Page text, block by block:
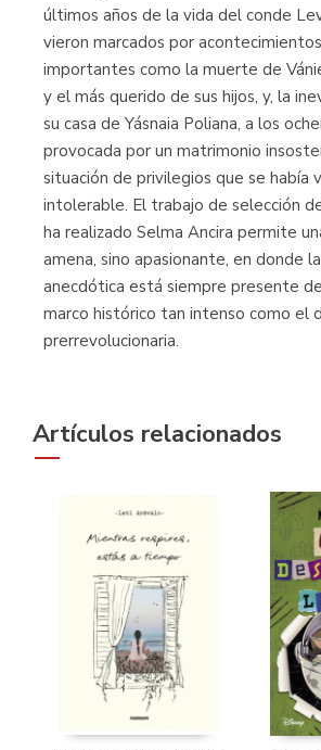
últimos años de la vida del conde
vieron marcados por
importantes como la muerte de
y el más querido de sus hijos, y, la
su casa de Yásnaia Poliana, a los
provocada por un matrimonio
situación de privilegios que se había
intolerable. El trabajo de selección
ha realizado Selma Ancira permite
amena, sino apasionante, en donde
anecdótica está siempre presente
marco histórico tan intenso como el
prerrevolucionaria.
Artículos relacionados